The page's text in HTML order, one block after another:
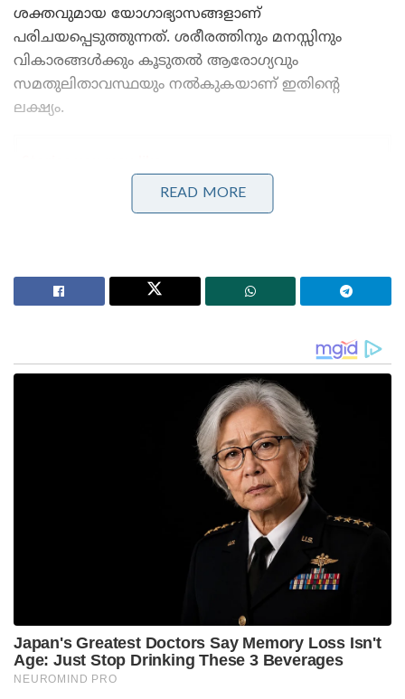
ശക്തവുമായ യോഗാഭ്യാസങ്ങളാണ്
പരിചയപ്പെടുത്തുന്നത്. ശരീരത്തിനും മനസ്സിനും
വികാരങ്ങൾക്കും കൂടുതൽ ആരോഗ്യവും
സമതുലിതാവസ്ഥയും നൽകുകയാണ് ഇതിന്റെ
ലക്ഷ്യം.
നടപടികളുമായി ഫഡ്നാവിസ് ; തീവ്രനിലപാടുള്ള 114
പ്രസിദ്ധീകരണങ്ങൾ നിരോധിച്ച് മഹാരാഷ്ട്ര സർക്കാർ
ഇതോടൊപ്പം, സദ്‌ഗുരുവിന്റെ ‘Miracle of Mind’ എന്ന
സൗജന്യ ധ്യാന ആപ്പും പരിചയപ്പെടുത്തുന്നു. വെറും
ഏഴ് മിനിറ്റ് ദൈർഘ്യമുള്ള ഈ ഗൈഡഡ്
മെഡിറ്റേഷൻ, മുൻപരിചയമില്ലാത്തവർക്കുപോലും
ധ്യാനം എളുപ്പത്തിൽ ജീവിതത്തിന്റെ ഭാഗമാക്കാൻ
സഹായിക്കുന്നു. ലോകമെമ്പാടുമായി 35
ലക്ഷത്തിലധികം സജീവ ഉപയോക്താക്കളുള്ള ഈ
ആപ്പ്, അന്താരാഷ്ട്ര യോഗ ദിനത്തോടനുബന്ധിച്ച്
മലയാളം ഉൾപ്പെടെ ആറ് പുതിയ ഭാഷകളിലും
കോയമ്പത്തൂരിലെ ഈശ യോഗ സെന്ററിലും പ്രത്യേക
യോഗ ദിനാഘോഷങ്ങൾ സംഘടിപ്പിച്ചിട്ടുണ്ട്.
എൻ.സി.സി. കേഡറ്റുകൾ, ബി.എസ്.എഫ്.,
READ MORE